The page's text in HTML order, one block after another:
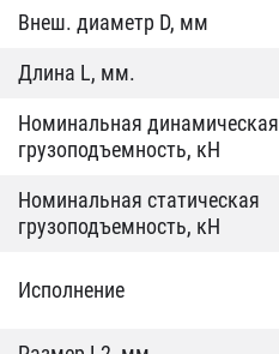
Внеш. диаметр D, мм
Длина L, мм.
Номинальная динамическая
грузоподъемность, кН
Номинальная статическая
грузоподъемность, кН
Исполнение